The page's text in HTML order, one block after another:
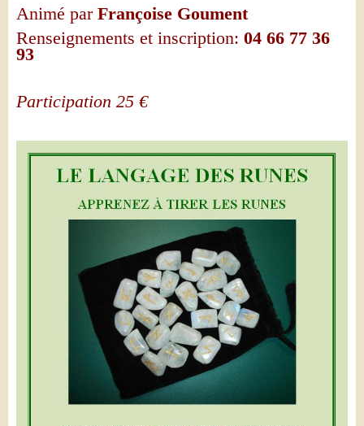
Animé par Françoise Goument
Renseignements et inscription: 04 66 77 36
93
Participation 25 €